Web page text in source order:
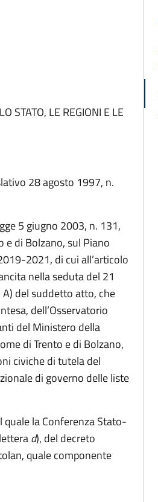
STATO, LE REGIONI E LE
28 agosto 1997, n.
5 giugno 2003, n. 131,
e di Bolzano, sul Piano
2021, di cui all’articolo
nella seduta del 21
del suddetto atto, che
dell’Osservatorio
del Ministero della
di Trento e di Bolzano,
civiche di tutela del
di governo delle liste
quale la Conferenza Stato-
d), del decreto
quale componente